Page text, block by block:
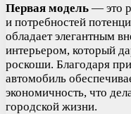
Первая модель — это
и потребностей
обладает элегантным
интерьером, который
роскоши. Благодаря
автомобиль
экономичность, что
городской жизни.